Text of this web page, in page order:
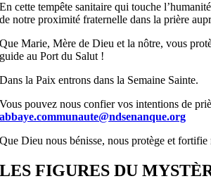
En cette tempête sanitaire qui touche
de notre proximité fraternelle dans la prière
Que Marie, Mère de Dieu et la nôtre, vous
guide au Port du Salut !
Dans la Paix entrons dans la Semaine Sainte.
Vous pouvez nous confier vos intentions de
abbaye.communaute@ndsenanque.org
Que Dieu nous bénisse, nous protège et
LES FIGURES DU